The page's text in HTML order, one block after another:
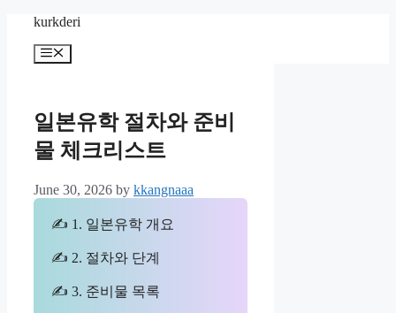
content
kurkderi
Menu
일본유학 절차와 준비
물 체크리스트
June 30, 2026 by kkangnaaa
✍ 1. 일본유학 개요
✍ 2. 절차와 단계
✍ 3. 준비물 목록